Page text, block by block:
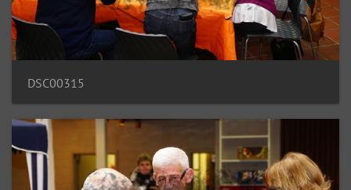
DSC00315